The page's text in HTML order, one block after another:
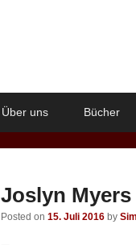
Über uns Bücher
Joslyn Myers
Posted on 15. Juli 2016 by